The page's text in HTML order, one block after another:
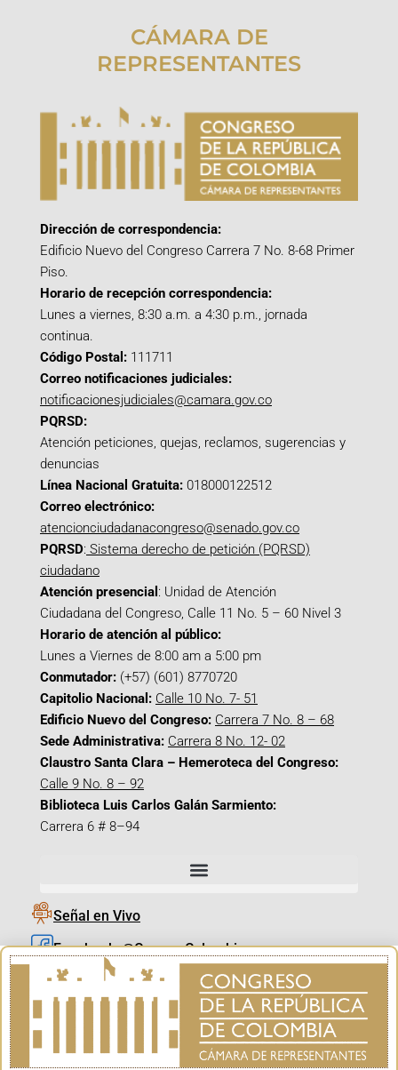
CÁMARA DE
REPRESENTANTES
Dirección de correspondencia:
Edificio Nuevo del Congreso Carrera 7 No. 8-68 Primer
Piso.
Horario de recepción correspondencia:
Lunes a viernes, 8:30 a.m. a 4:30 p.m., jornada
continua.
Código Postal: 111711
Correo notificaciones judiciales:
notificacionesjudiciales@camara.gov.co
PQRSD:
Atención peticiones, quejas, reclamos, sugerencias y
denuncias
Línea Nacional Gratuita: 018000122512
Correo electrónico:
atencionciudadanacongreso@senado.gov.co
PQRSD: Sistema derecho de petición (PQRSD)
ciudadano
Atención presencial : Unidad de Atención
Ciudadana del Congreso, Calle 11 No. 5 – 60 Nivel 3
Horario de atención al público:
Lunes a Viernes de 8:00 am a 5:00 pm
Conmutador: (+57) (601) 8770720
Capitolio Nacional: Calle 10 No. 7- 51
Edificio Nuevo del Congreso: Carrera 7 No. 8 – 68
Sede Administrativa: Carrera 8 No. 12- 02
Claustro Santa Clara – Hemeroteca del Congreso:
Calle 9 No. 8 – 92
Biblioteca Luis Carlos Galán Sarmiento:
Carrera 6 # 8–94
Señal en Vivo
Facebook_@CamaraColombia
Instagram_@CamaraColombia
X_@CamaraColombia
Youtube_@CamaraColombia